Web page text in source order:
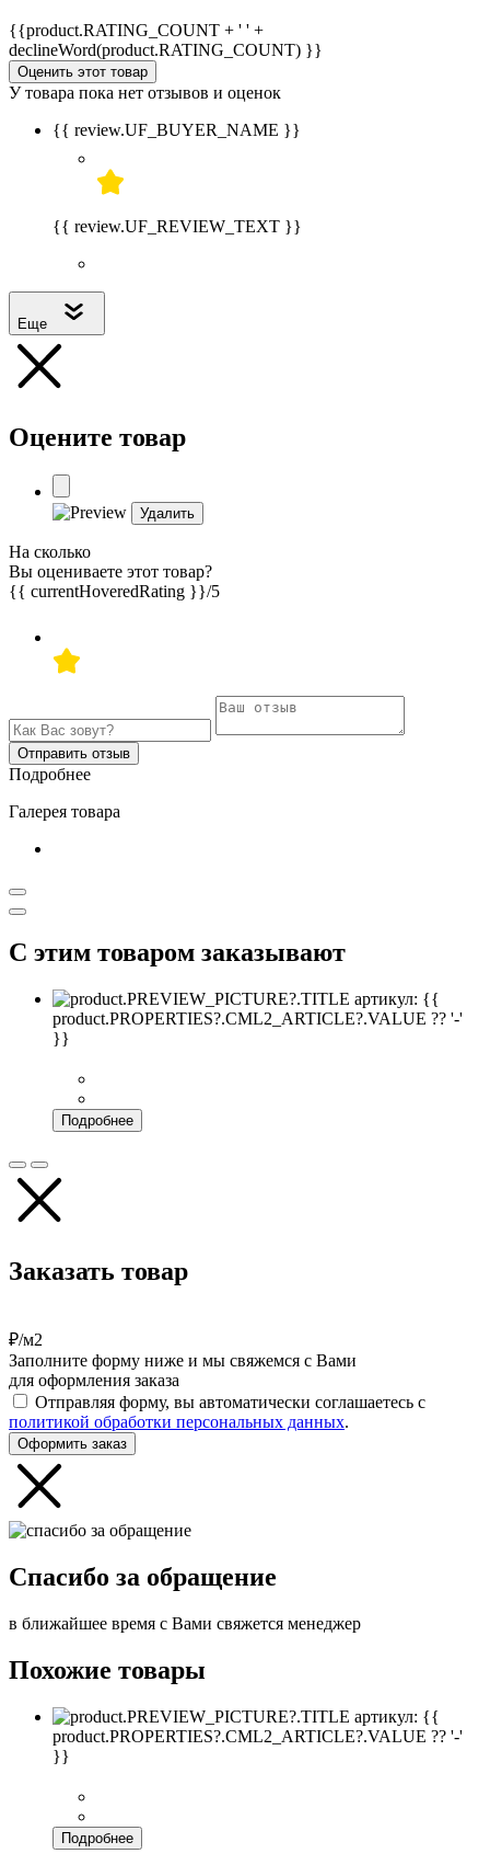
{{product.RATING_COUNT + ' ' +
declineWord(product.RATING_COUNT) }}
Оценить этот товар
У товара пока нет отзывов и оценок
{{ review.UF_BUYER_NAME }}
{{ review.UF_REVIEW_TEXT }}
Еще
Оцените товар
Удалить
На сколько
Вы оцениваете этот товар?
{{ currentHoveredRating }}/5
Отправить отзыв
Подробнее
Галерея товара
С этим товаром заказывают
артикул: {{
product.PROPERTIES?.CML2_ARTICLE?.VALUE ?? '-'
}}
Подробнее
Заказать товар
₽/м2
Заполните форму ниже и мы свяжемся с Вами
для оформления заказа
Отправляя форму, вы автоматически соглашаетесь с
политикой обработки персональных данных.
Оформить заказ
Спасибо за обращение
в ближайшее время с Вами свяжется менеджер
Похожие товары
артикул: {{
product.PROPERTIES?.CML2_ARTICLE?.VALUE ?? '-'
}}
Подробнее